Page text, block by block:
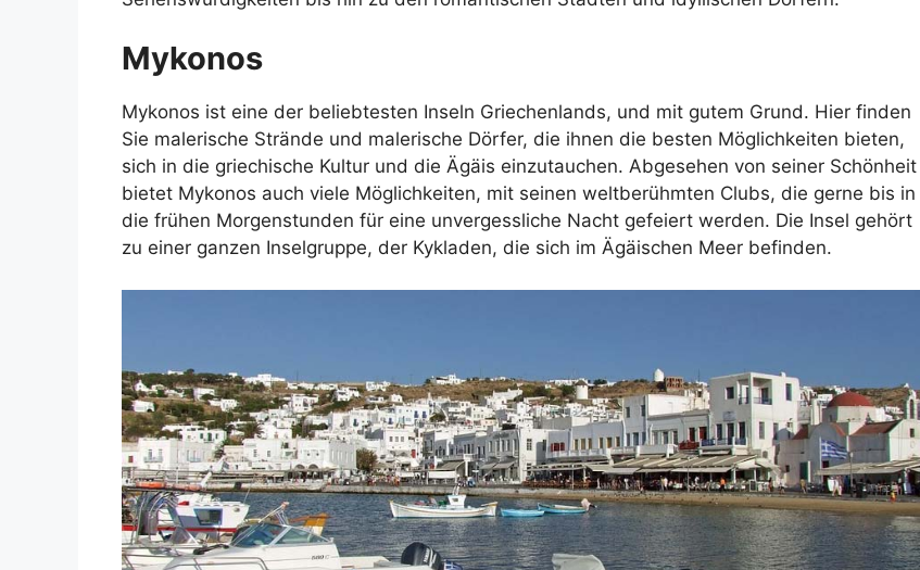
Mykonos
Mykonos ist eine der beliebtesten Inseln Griechenlands, und mit gutem Grund. Hier finden
Sie malerische Strände und malerische Dörfer, die ihnen die besten Möglichkeiten bieten,
sich in die griechische Kultur und die Ägäis einzutauchen. Abgesehen von seiner Schönheit
bietet Mykonos auch viele Möglichkeiten, mit seinen weltberühmten Clubs, die gerne bis in
die frühen Morgenstunden für eine unvergessliche Nacht gefeiert werden. Die Insel gehört
zu einer ganzen Inselgruppe, der Kykladen, die sich im Ägäischen Meer befinden.